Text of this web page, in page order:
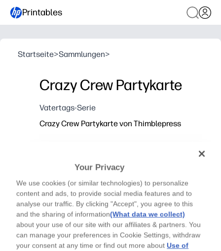
Printables
Startseite>Sammlungen>
Crazy Crew Partykarte
Vatertags-Serie
Crazy Crew Partykarte von Thimblepress
Your Privacy
We use cookies (or similar technologies) to personalize
content and ads, to provide social media features and to
analyse our traffic. By clicking "Accept", you agree to this
and the sharing of information(What data we collect)
about your use of our site with our affiliates & partners. You
can manage your preferences in Cookie Settings, withdraw
your consent at any time or find out more aboutUse of